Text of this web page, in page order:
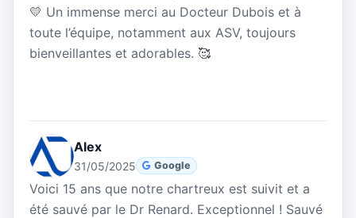
💛 Un immense merci au Docteur Dubois et à
toute l’équipe, notamment aux ASV, toujours
bienveillantes et adorables. 🥰
Alex
31/05/2025 Google
Voici 15 ans que notre chartreux est suivit et a
été sauvé par le Dr Renard. Exceptionnel ! Sauvé